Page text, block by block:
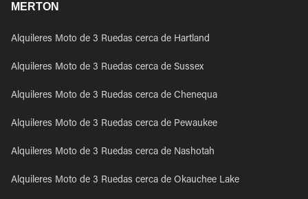
MERTON
Alquileres Moto de 3 Ruedas cerca de Hartland
Alquileres Moto de 3 Ruedas cerca de Sussex
Alquileres Moto de 3 Ruedas cerca de Chenequa
Alquileres Moto de 3 Ruedas cerca de Pewaukee
Alquileres Moto de 3 Ruedas cerca de Nashotah
Alquileres Moto de 3 Ruedas cerca de Okauchee Lake